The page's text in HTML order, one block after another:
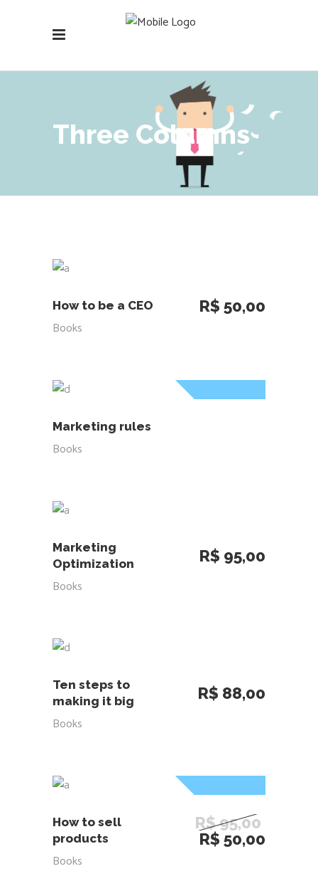
Three Columns
ADICIONAR AO CARRINHO
How to be a CEO R$ 50,00
Books
Sold
LEIA MAIS
Marketing rules
Books
ADICIONAR AO CARRINHO
Marketing
Optimization
R$ 95,00
Books
ADICIONAR AO CARRINHO
Ten steps to
making it big
R$ 88,00
Books
Sale
Sold
How to sell
products
R$95,00
O
R$ 50,00
Books